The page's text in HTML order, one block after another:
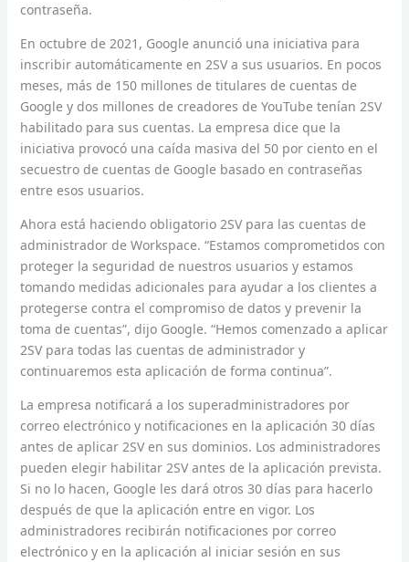
contraseña.
En octubre de 2021, Google anunció una iniciativa para
inscribir automáticamente en 2SV a sus usuarios. En pocos
meses, más de 150 millones de titulares de cuentas de
Google y dos millones de creadores de YouTube tenían 2SV
habilitado para sus cuentas. La empresa dice que la
iniciativa provocó una caída masiva del 50 por ciento en el
secuestro de cuentas de Google basado en contraseñas
entre esos usuarios.
Ahora está haciendo obligatorio 2SV para las cuentas de
administrador de Workspace. “Estamos comprometidos con
proteger la seguridad de nuestros usuarios y estamos
tomando medidas adicionales para ayudar a los clientes a
protegerse contra el compromiso de datos y prevenir la
toma de cuentas”, dijo Google. “Hemos comenzado a aplicar
2SV para todas las cuentas de administrador y
continuaremos esta aplicación de forma continua”.
La empresa notificará a los superadministradores por
correo electrónico y notificaciones en la aplicación 30 días
antes de aplicar 2SV en sus dominios. Los administradores
pueden elegir habilitar 2SV antes de la aplicación prevista.
Si no lo hacen, Google les dará otros 30 días para hacerlo
después de que la aplicación entre en vigor. Los
administradores recibirán notificaciones por correo
electrónico y en la aplicación al iniciar sesión en sus